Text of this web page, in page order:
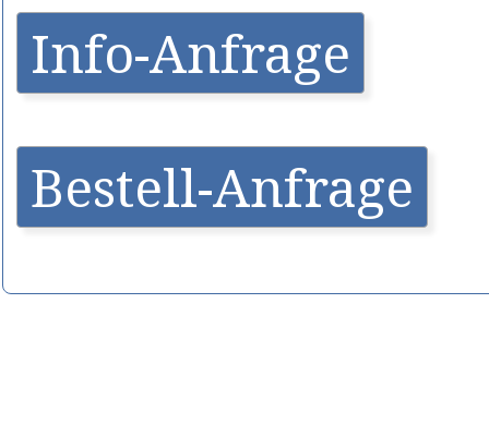
Info-Anfrage
Bestell-Anfrage